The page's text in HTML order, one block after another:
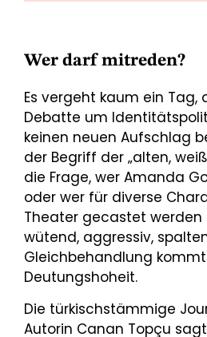
Wer darf mitreden?
Es vergeht kaum ein Tag,
Debatte um
keinen neuen Aufschlag
der Begriff der „alten,
die Frage, wer Amanda
oder wer für diverse
Theater gecastet werden
wütend, aggressiv,
Gleichbehandlung
Deutungshoheit.
Die türkischstämmige
Autorin Canan Topçu